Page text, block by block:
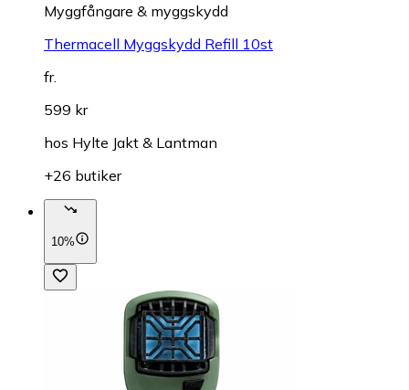
Myggfångare & myggskydd
Thermacell Myggskydd Refill 10st
fr.
599 kr
hos Hylte Jakt & Lantman
+26 butiker
10%